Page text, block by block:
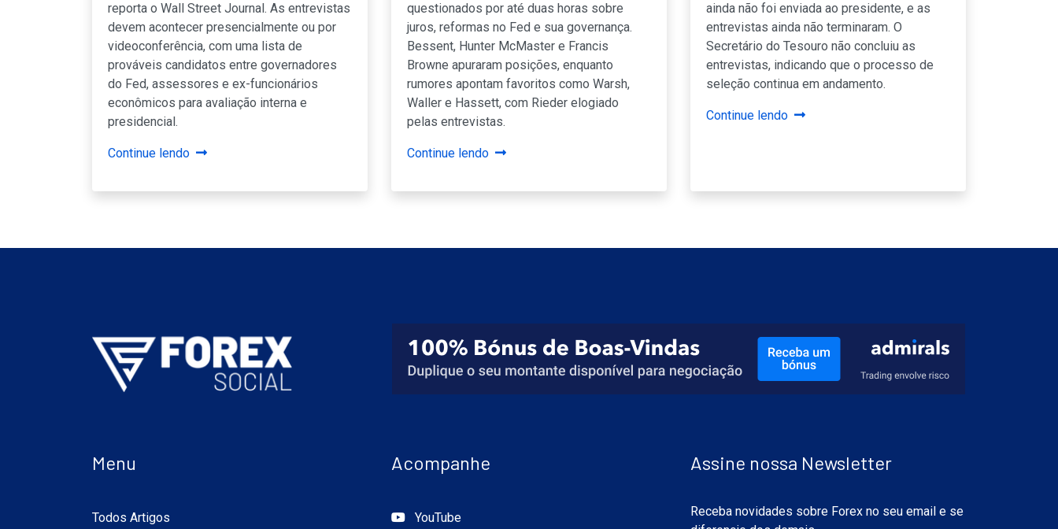
reporta o Wall Street Journal. As entrevistas
devem acontecer presencialmente ou por
videoconferência, com uma lista de
prováveis candidatos entre governadores
do Fed, assessores e ex-funcionários
econômicos para avaliação interna e
presidencial.
Continue lendo
questionados por até duas horas sobre
juros, reformas no Fed e sua governança.
Bessent, Hunter McMaster e Francis
Browne apuraram posições, enquanto
rumores apontam favoritos como Warsh,
Waller e Hassett, com Rieder elogiado
pelas entrevistas.
Continue lendo
ainda não foi enviada ao presidente, e as
entrevistas ainda não terminaram. O
Secretário do Tesouro não concluiu as
entrevistas, indicando que o processo de
seleção continua em andamento.
Continue lendo
Menu
Todos Artigos
Acompanhe
YouTube
Assine nossa Newsletter
Receba novidades sobre Forex no seu email e se